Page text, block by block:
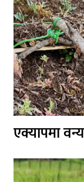
एक्यापमा